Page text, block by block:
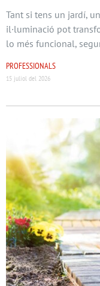
Tant si tens un jardí,
il·luminació pot
lo més funcional,
PROFESSIONALS
15 juliol del 2026